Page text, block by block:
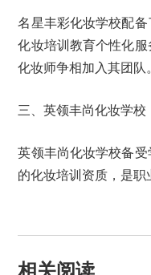
名星丰彩化妆学校配
化妆培训教育个性化
化妆师争相加入其团队
三、英领丰尚化妆学校
英领丰尚化妆学校备
的化妆培训资质，是职
相关阅读